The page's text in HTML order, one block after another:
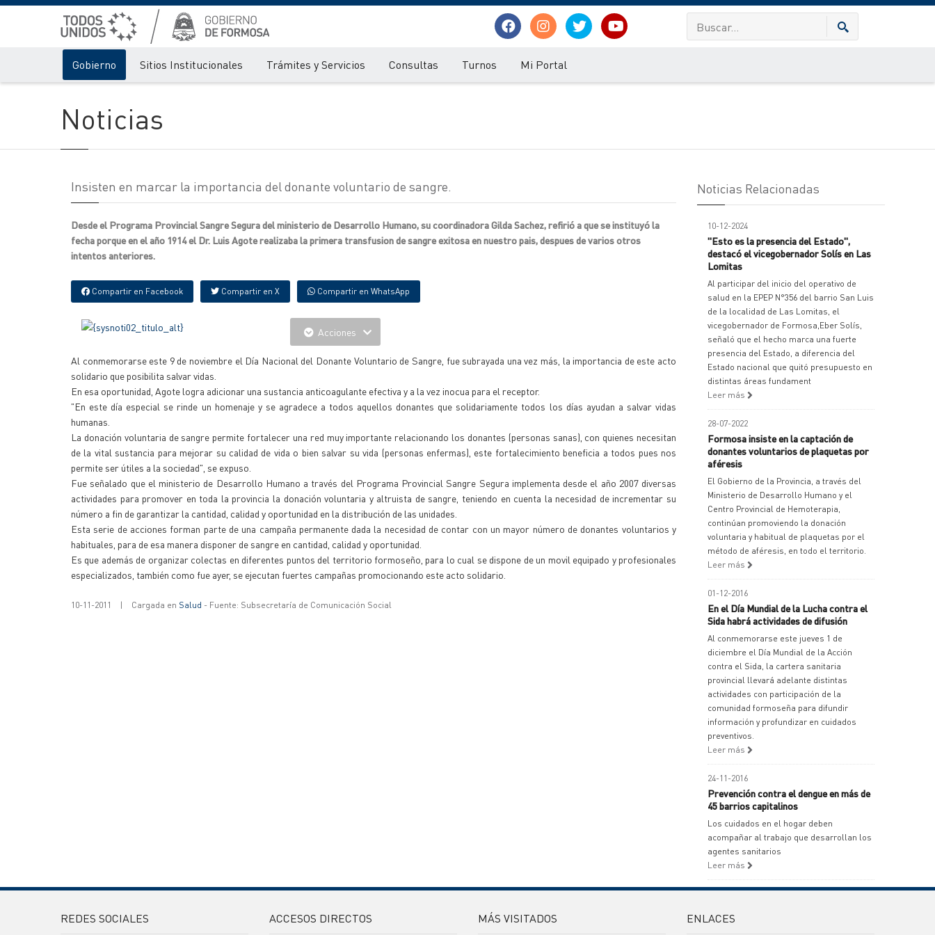
Gobierno Sitios Institucionales Trámites y Servicios Consultas Turnos Mi Portal
Noticias
Insisten en marcar la importancia del donante voluntario de sangre.
Desde el Programa Provincial Sangre Segura del ministerio de Desarrollo Humano, su coordinadora Gilda Sachez, refirió a que se instituyó la
fecha porque en el año 1914 el Dr. Luis Agote realizaba la primera transfusion de sangre exitosa en nuestro pais, despues de varios otros
intentos anteriores.
Compartir en Facebook Compartir en X Compartir en WhatsApp
Acciones
Al conmemorarse este 9 de noviembre el Día Nacional del Donante Voluntario de Sangre, fue subrayada una vez más, la importancia de este acto
solidario que posibilita salvar vidas.
En esa oportunidad, Agote logra adicionar una sustancia anticoagulante efectiva y a la vez inocua para el receptor.
"En este día especial se rinde un homenaje y se agradece a todos aquellos donantes que solidariamente todos los días ayudan a salvar vidas
humanas.
La donación voluntaria de sangre permite fortalecer una red muy importante relacionando los donantes (personas sanas), con quienes necesitan
de la vital sustancia para mejorar su calidad de vida o bien salvar su vida (personas enfermas), este fortalecimiento beneficia a todos pues nos
permite ser útiles a la sociedad", se expuso.
Fue señalado que el ministerio de Desarrollo Humano a través del Programa Provincial Sangre Segura implementa desde el año 2007 diversas
actividades para promover en toda la provincia la donación voluntaria y altruista de sangre, teniendo en cuenta la necesidad de incrementar su
número a fin de garantizar la cantidad, calidad y oportunidad en la distribución de las unidades.
Esta serie de acciones forman parte de una campaña permanente dada la necesidad de contar con un mayor número de donantes voluntarios y
habituales, para de esa manera disponer de sangre en cantidad, calidad y oportunidad.
Es que además de organizar colectas en diferentes puntos del territorio formoseño, para lo cual se dispone de un movil equipado y profesionales
especializados, también como fue ayer, se ejecutan fuertes campañas promocionando este acto solidario.
10-11-2011 | Cargada en Salud - Fuente: Subsecretaría de Comunicación Social
Noticias Relacionadas
10-12-2024
"Esto es la presencia del Estado",
destacó el vicegobernador Solís en Las
Lomitas
Al participar del inicio del operativo de
salud en la EPEP N°356 del barrio San Luis
de la localidad de Las Lomitas, el
vicegobernador de Formosa,Eber Solís,
señaló que el hecho marca una fuerte
presencia del Estado, a diferencia del
Estado nacional que quitó presupuesto en
distintas áreas fundament
Leer más
28-07-2022
Formosa insiste en la captación de
donantes voluntarios de plaquetas por
aféresis
El Gobierno de la Provincia, a través del
Ministerio de Desarrollo Humano y el
Centro Provincial de Hemoterapia,
continúan promoviendo la donación
voluntaria y habitual de plaquetas por el
método de aféresis, en todo el territorio.
Leer más
01-12-2016
En el Día Mundial de la Lucha contra el
Sida habrá actividades de difusión
Al conmemorarse este jueves 1 de
diciembre el Día Mundial de la Acción
contra el Sida, la cartera sanitaria
provincial llevará adelante distintas
actividades con participación de la
comunidad formoseña para difundir
información y profundizar en cuidados
preventivos.
Leer más
24-11-2016
Prevención contra el dengue en más de
45 barrios capitalinos
Los cuidados en el hogar deben
acompañar al trabajo que desarrollan los
agentes sanitarios
Leer más
REDES SOCIALES ACCESOS DIRECTOS MÁS VISITADOS ENLACES